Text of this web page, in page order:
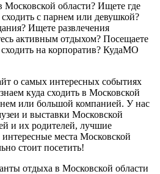
Московской области? Ищете где
сходить с парнем или девушкой?
Ищете развлечения
активным отдыхом? Посещаете
на корпоратив? КудаМО
о самых интересных событиях
куда сходить в Московской
или большой компанией. У нас
и выставки Московской
и их родителей, лучшие
места Московской
стоит посетить!
отдыха в Московской области